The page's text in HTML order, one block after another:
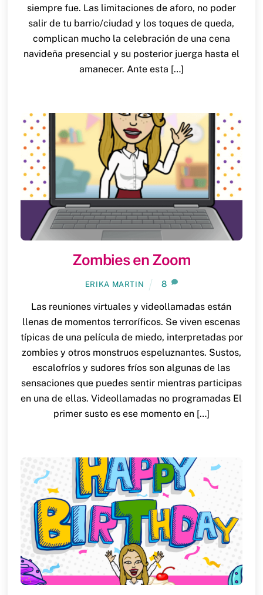
siempre fue. Las limitaciones de aforo, no poder
salir de tu barrio/ciudad y los toques de queda,
complican mucho la celebración de una cena
navideña presencial y su posterior juerga hasta el
amanecer. Ante esta […]
Zombies en Zoom
ERIKA MARTIN 8
Las reuniones virtuales y videollamadas están
llenas de momentos terroríficos. Se viven escenas
típicas de una película de miedo, interpretadas por
zombies y otros monstruos espeluznantes. Sustos,
escalofríos y sudores fríos son algunas de las
sensaciones que puedes sentir mientras participas
en una de ellas. Videollamadas no programadas El
primer susto es ese momento en […]